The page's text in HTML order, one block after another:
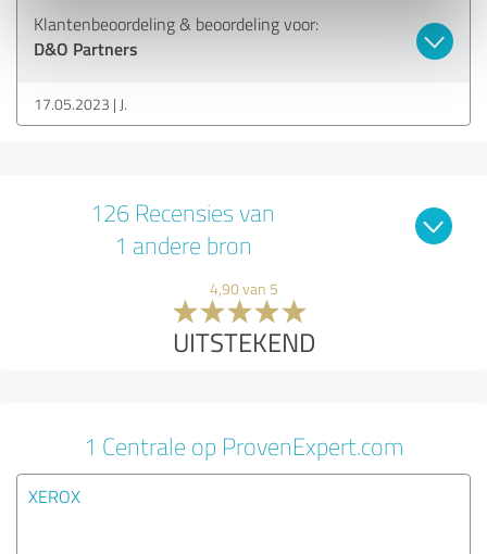
Klantenbeoordeling & beoordeling voor:
D&O Partners
17.05.2023 J.
126 Recensies van
1 andere bron
4,90 van 5
UITSTEKEND
1 Centrale op ProvenExpert.com
XEROX